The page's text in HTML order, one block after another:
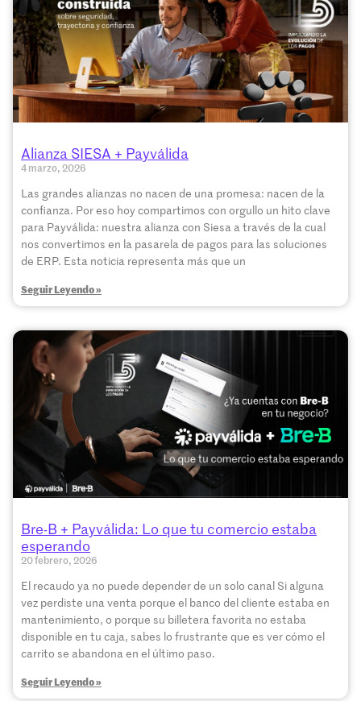
Alianza SIESA + Payválida
4 marzo, 2026
Las grandes alianzas no nacen de una promesa: nacen de la
confianza. Por eso hoy compartimos con orgullo un hito clave
para Payválida: nuestra alianza con Siesa a través de la cual
nos convertimos en la pasarela de pagos para las soluciones
de ERP. Esta noticia representa más que un
Seguir Leyendo »
Bre-B + Payválida: Lo que tu comercio estaba
esperando
20 febrero, 2026
El recaudo ya no puede depender de un solo canal Si alguna
vez perdiste una venta porque el banco del cliente estaba en
mantenimiento, o porque su billetera favorita no estaba
disponible en tu caja, sabes lo frustrante que es ver cómo el
carrito se abandona en el último paso.
Seguir Leyendo »